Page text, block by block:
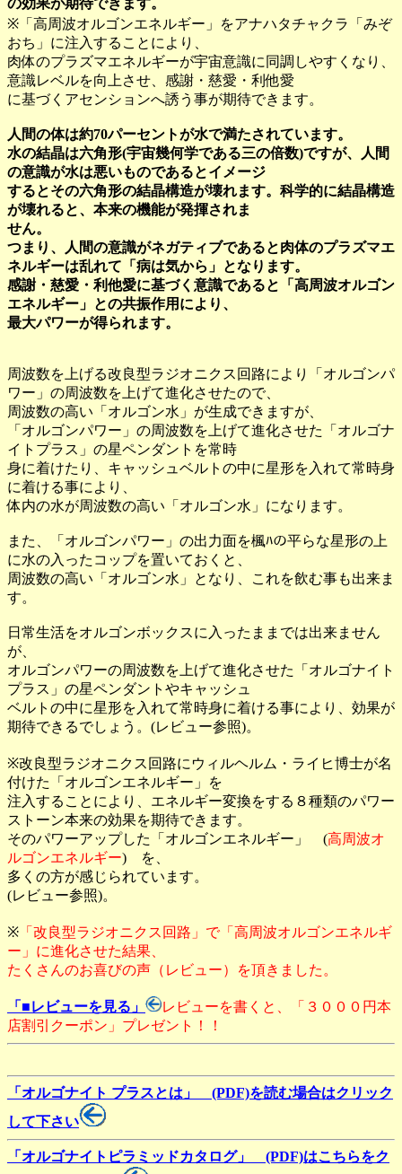
の効果が期待できます。
※「高周波オルゴンエネルギー」をアナハタチャクラ「みぞ
おち」に注入することにより、
肉体のプラズマエネルギーが宇宙意識に同調しやすくなり、
意識レベルを向上させ、感謝・慈愛・利他愛
に基づくアセンションへ誘う事が期待できます。
人間の体は約70パーセントが水で満たされています。
水の結晶は六角形(宇宙幾何学である三の倍数)ですが、人間
の意識が水は悪いものであるとイメージ
するとその六角形の結晶構造が壊れます。科学的に結晶構造
が壊れると、本来の機能が発揮されま
せん。
つまり、人間の意識がネガティブであると肉体のプラズマエ
ネルギーは乱れて「病は気から」となります。
感謝・慈愛・利他愛に基づく意識であると「高周波オルゴン
エネルギー」との共振作用により、
最大パワーが得られます。
周波数を上げる改良型ラジオニクス回路により「オルゴンパ
ワー」の周波数を上げて進化させたので、
周波数の高い「オルゴン水」が生成できますが、
「オルゴンパワー」の周波数を上げて進化させた「オルゴナ
イトプラス」の星ペンダントを常時
身に着けたり、キャッシュベルトの中に星形を入れて常時身
に着ける事により、
体内の水が周波数の高い「オルゴン水」になります。
また、「オルゴンパワー」の出力面を楓ﾊの平らな星形の上
に水の入ったコップを置いておくと、
周波数の高い「オルゴン水」となり、これを飲む事も出来ま
す。
日常生活をオルゴンボックスに入ったままでは出来ません
が、
オルゴンパワーの周波数を上げて進化させた「オルゴナイト
プラス」の星ペンダントやキャッシュ
ベルトの中に星形を入れて常時身に着ける事により、効果が
期待できるでしょう。(レビュー参照)。
※改良型ラジオニクス回路にウィルヘルム・ライヒ博士が名
付けた「オルゴンエネルギー」を
注入することにより、エネルギー変換をする８種類のパワー
ストーン本来の効果を期待できます。
そのパワーアップした「オルゴンエネルギー」 (高周波オ
ルゴンエネルギー) を、
多くの方が感じられています。
(レビュー参照)。
※ 「改良型ラジオニクス回路」で「高周波オルゴンエネルギ
ー」に進化させた結果、
たくさんのお喜びの声（レビュー）を頂きました。
「■レビューを見る」
レビューを書くと、「３０００円本
店割引クーポン」プレゼント！！
「オルゴナイト プラスとは」 (PDF)を読む場合はクリック
して下さい
「オルゴナイトピラミッドカタログ」 (PDF)はこちらをク